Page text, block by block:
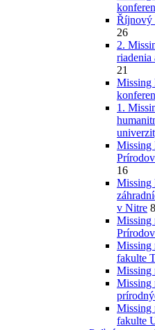
Říjnový
26
2.
21
Missing
1.
Missing
16
Missing
v Nitre 8
Missing
Missing
fakulte
Missing
Missing
Missing
fakulte